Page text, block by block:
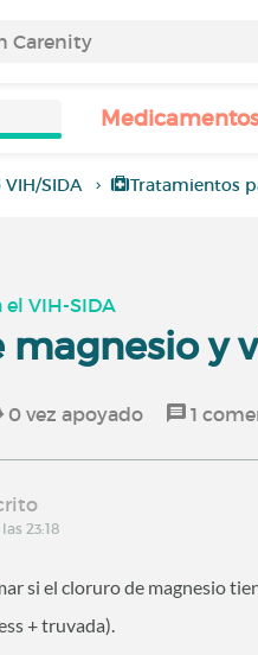
Medicamentos
VIH/SIDA Tratamientos
VIH-SIDA
magnesio y
0 vez apoyado 1
23:18
si el cloruro de magnesio
+ truvada).